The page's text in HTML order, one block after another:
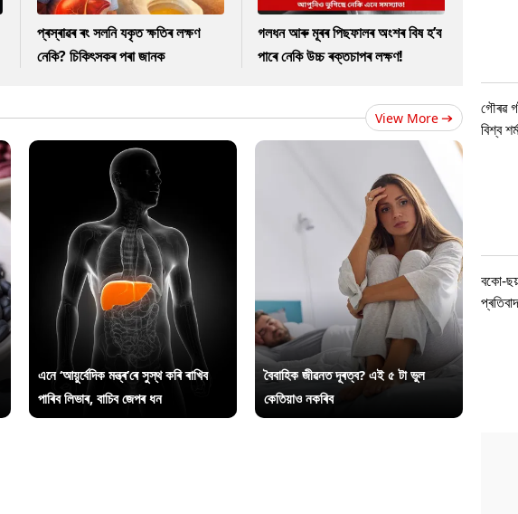
প্ৰস্ৰাৱৰ ৰং সলনি যকৃত ক্ষতিৰ লক্ষণ
নেকি? চিকিৎসকৰ পৰা জানক
গলধন আৰু মূৰৰ পিছফালৰ অংশৰ বিষ হ’ব
পাৰে নেকি উচ্চ ৰক্তচাপৰ লক্ষণ!
View More
এনে ‘আয়ুৰ্বেদিক মন্ত্ৰ’ৰে সুস্থ কৰি ৰাখিব
পাৰিব লিভাৰ, বাচিব জেপৰ ধন
বৈবাহিক জীৱনত দূৰত্ব? এই ৫ টা ভুল
কেতিয়াও নকৰিব
গৌৰৱ
বিশ্ব
বকো-